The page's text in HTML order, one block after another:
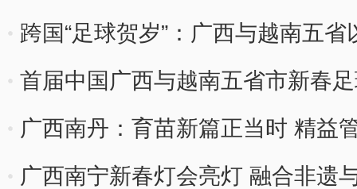
跨国“足球贺岁”：广西与越南五
首届中国广西与越南五省市新春
广西南丹：育苗新篇正当时 精益
广西南宁新春灯会亮灯 融合非遗